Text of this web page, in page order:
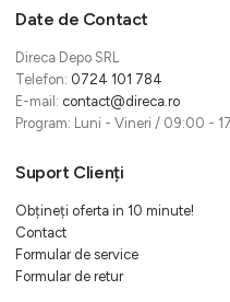
Date de Contact
Direca Depo SRL
Telefon: 0724 101 784
E-mail: contact@direca.ro
Program: Luni - Vineri / 09:00 -
Suport Clienți
Obțineți oferta in 10 minute!
Contact
Formular de service
Formular de retur